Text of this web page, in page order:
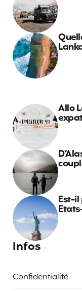
Allo
Est-
Infos
Confidentialité